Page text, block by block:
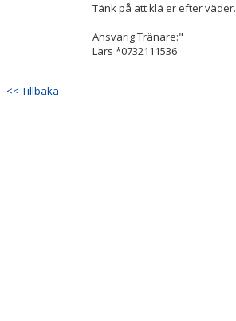
Tänk på att klä er efter väder.
Ansvarig Tränare:"
Lars *0732111536
<< Tillbaka